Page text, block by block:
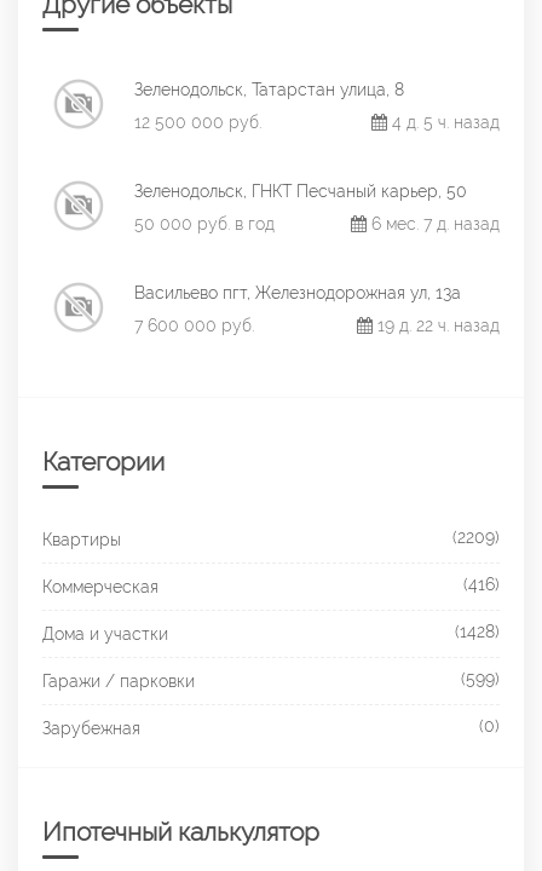
Зеленодольск, Татарстан улица, 8
12 500 000 руб.
4 д. 5 ч. назад
Зеленодольск, ГНКТ Песчаный карьер, 50
50 000 руб. в год
6 мес. 7 д. назад
Васильево пгт, Железнодорожная ул, 13а
7 600 000 руб.
19 д. 22 ч. назад
Категории
Квартиры (2209)
Коммерческая (416)
Дома и участки (1428)
Гаражи / парковки (599)
Зарубежная (0)
Ипотечный калькулятор